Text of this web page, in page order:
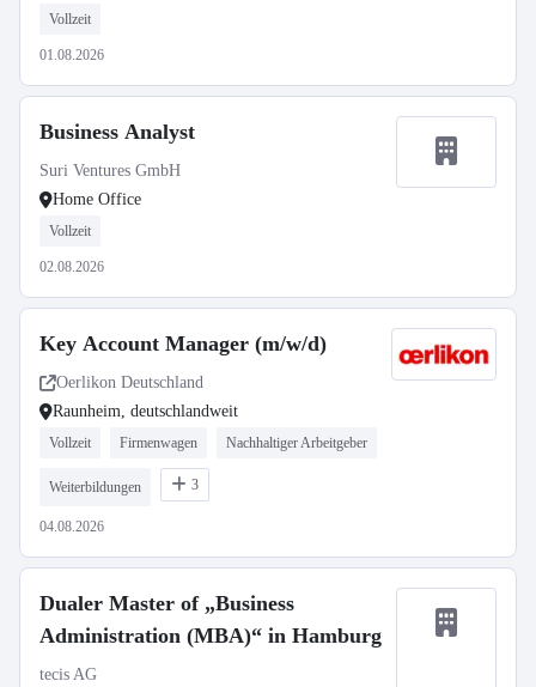
Vollzeit
01.08.2026
Business Analyst
Suri Ventures GmbH
Home Office
Vollzeit
02.08.2026
Key Account Manager (m/w/d)
Oerlikon Deutschland
Raunheim, deutschlandweit
Vollzeit Firmenwagen Nachhaltiger Arbeitgeber
Weiterbildungen 3
04.08.2026
Dualer Master of „Business
Administration (MBA)“ in Hamburg
tecis AG